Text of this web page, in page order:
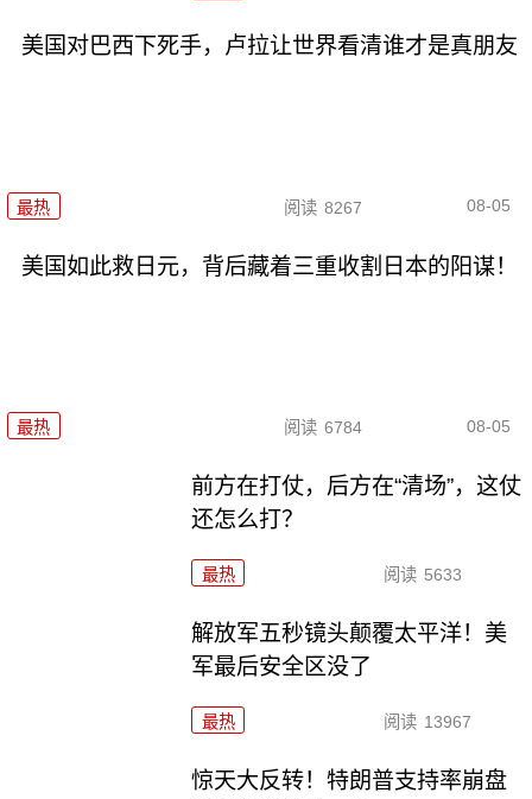
美国对巴西下死手，卢拉让世界看清谁才是真朋友
最热 阅读 8267 08-05
美国如此救日元，背后藏着三重收割日本的阳谋！
最热 阅读 6784 08-05
前方在打仗，后方在“清场”，这仗
还怎么打？
最热 阅读 5633
解放军五秒镜头颠覆太平洋！美
军最后安全区没了
最热 阅读 13967
惊天大反转！特朗普支持率崩盘